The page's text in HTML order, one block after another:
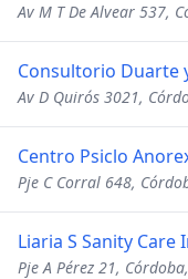
Av M T De Alvear 537,
Consultorio Duarte
Av D Quirós 3021,
Centro Psiclo
Pje C Corral 648,
Liaria S Sanity
Pje A Pérez 21,